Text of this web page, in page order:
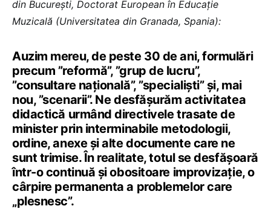
din București, Doctorat European în Educație
Muzicală (Universitatea din Granada, Spania):
Auzim mereu, de peste 30 de ani, formulări
precum ”reformă”, ”grup de lucru”,
”consultare națională”, ”specialiști” și, mai
nou, ”scenarii”. Ne desfășurăm activitatea
didactică urmând directivele trasate de
minister prin interminabile metodologii,
ordine, anexe și alte documente care ne
sunt trimise. În realitate, totul se desfășoară
într-o continuă și obositoare improvizație, o
cârpire permanenta a problemelor care
„plesnesc”.